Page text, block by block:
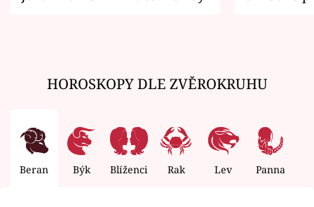
HOROSKOPY DLE ZVĚROKRUHU
Beran Býk Blíženci Rak Lev Panna